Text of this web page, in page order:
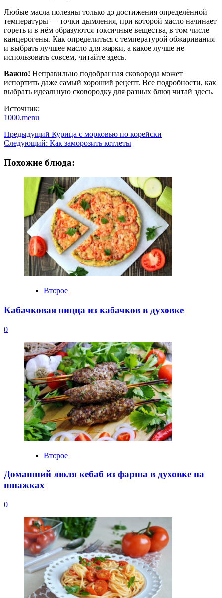
Любые масла полезны только до достижения определённой
температуры — точки дымления, при которой масло начинает
гореть и в нём образуются токсичные вещества, в том числе
канцерогены. Как определиться с температурой обжаривания
и выбрать лучшее масло для жарки, а какое лучше не
использовать совсем, читайте здесь.
Важно! Неправильно подобранная сковорода может
испортить даже самый хороший рецепт. Все подробности, как
выбрать идеальную сковородку для разных блюд читай здесь.
Источник:
1000.menu
Навигация
записи
Предыдущий Курица с морковью по корейски
Следующий: Как заморозить котлеты
Похожие блюда:
Второе
Кабачковая пицца из кабачков в духовке
0
Второе
Домашний люля кебаб из фарша в духовке на
шпажках
0